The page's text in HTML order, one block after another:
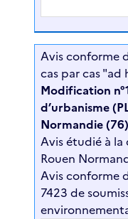
Avis conforme
cas par cas "ad
Modification
d’urbanisme
Normandie (76)
Avis étudié à
Rouen
Avis conforme
7423 de